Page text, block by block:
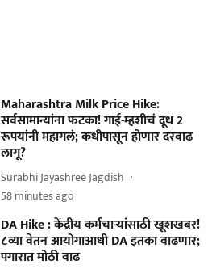
Maharashtra Milk Price Hike:
सर्वसामान्यांना फटका! गाई-म्हशीचं दूध 2
रूपयांनी महागलं; कधीपासून होणार दरवाढ
लागू?
Surabhi Jayashree Jagdish
58 minutes ago
DA Hike : केंद्रीय कर्मचाऱ्यांसाठी खूशखबर!
८व्या वेतन आयोगाआधी DA इतका वाढणार;
पगारात मोठी वाढ